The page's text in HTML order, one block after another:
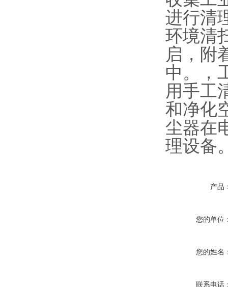
进行清
环境清
启，附
中。，
用手工
和净化
尘器在
理设备
产品
您的单位
您的姓名
联系电话